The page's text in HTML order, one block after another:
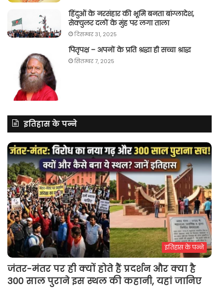
हिंदुओं के नरसंहार की भूमि बनता बांग्लादेश,
सेक्युलर दलों के मुंह पर लगा ताला
दिसम्बर 31, 2025
पितृपक्ष – अपनों के प्रति श्रद्धा ही सच्चा श्राद्ध
सितम्बर 7, 2025
इतिहास के पन्ने
इतिहास के पन्ने
जंतर-मंतर पर ही क्यों होते हैं प्रदर्शन और क्या है
300 साल पुराने इस स्थल की कहानी, यहां जानिए